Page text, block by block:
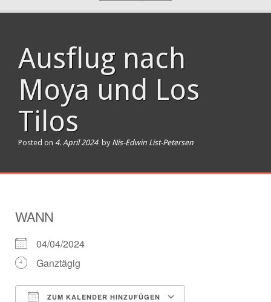
Ausflug nach
Moya und Los
Tilos
Posted on 4. April 2024 by Nis-Edwin List-Petersen
WANN
04/04/2024
Ganztägig
ZUM KALENDER HINZUFÜGEN